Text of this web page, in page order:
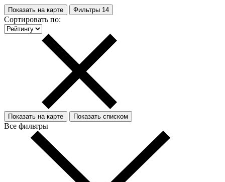
Показать на карте Фильтры 14
Сортировать по:
Показать на карте Показать списком
Все фильтры